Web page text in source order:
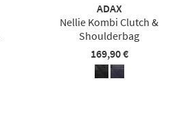
ADAX
Nellie Kombi Clutch &
Shoulderbag
169,90 €